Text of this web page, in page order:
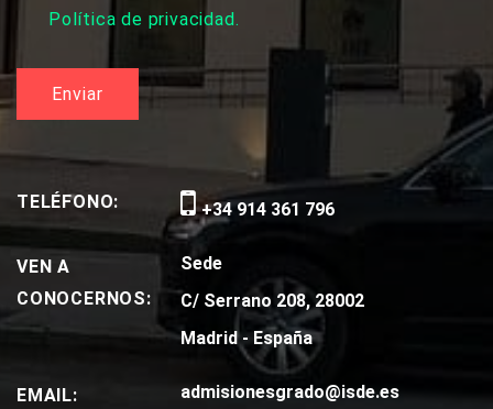
Política de privacidad.
TELÉFONO: +34 914 361 796
VEN A
CONOCERNOS:
Sede
C/ Serrano 208, 28002
Madrid - España
EMAIL: admisionesgrado@isde.es